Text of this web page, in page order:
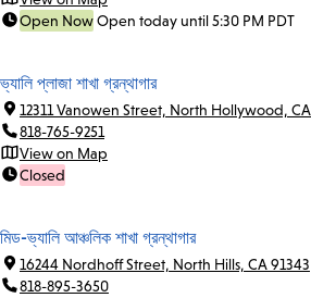
Open NowOpen today until 5:30 PM PDT
ভ্যালি প্লাজা শাখা গ্রন্থাগার
12311 Vanowen Street, North Hollywood,
818-765-9251
View on Map
Closed
মিড-ভ্যালি আঞ্চলিক শাখা গ্রন্থাগার
16244 Nordhoff Street, North Hills, CA 91343
818-895-3650